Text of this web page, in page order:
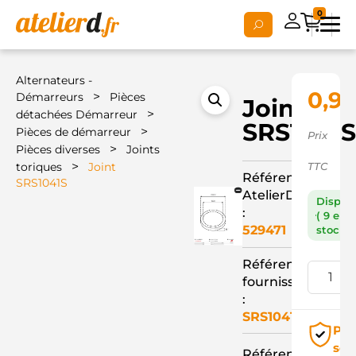
0
Alternateurs -
Démarreurs
>
Pièces
détachées Démarreur
>
Pièces de démarreur >
Pièces diverses >
Joints
toriques
>
Joint
SRS1041S
Joint
SRS1041S
Référence
AtelierD
:
529471
Référence
fournisseur
:
SRS1041S
0,92
Prix
TTC
( 9 en
stock )